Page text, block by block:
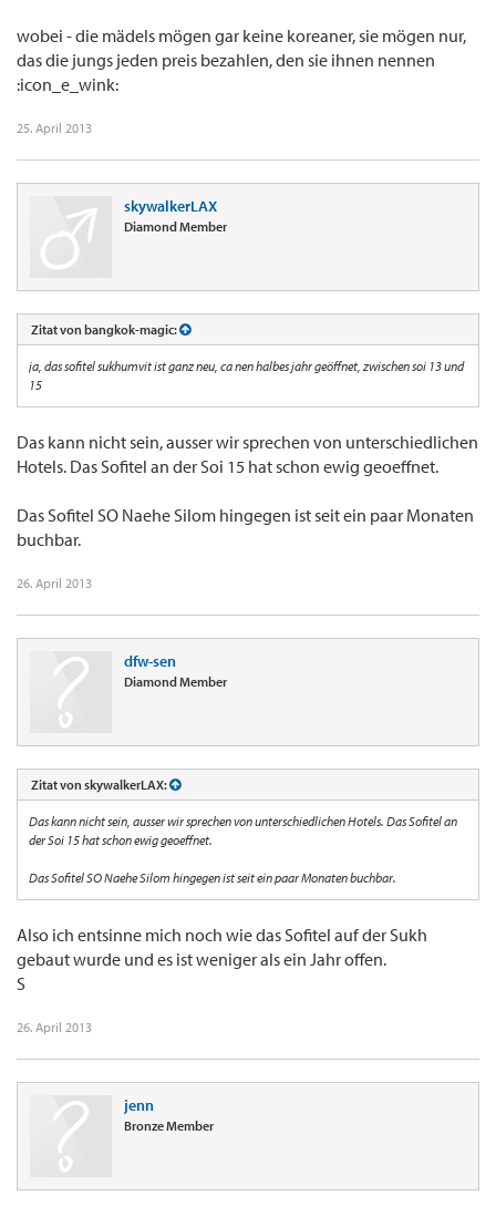
wobei - die mädels mögen gar keine koreaner, sie mögen nur,
das die jungs jeden preis bezahlen, den sie ihnen nennen
:icon_e_wink:
25. April 2013
skywalkerLAX
Diamond Member
Zitat von bangkok-magic:
ja, das sofitel sukhumvit ist ganz neu, ca nen halbes jahr geöffnet, zwischen soi 13 und
15
Das kann nicht sein, ausser wir sprechen von unterschiedlichen
Hotels. Das Sofitel an der Soi 15 hat schon ewig geoeffnet.
Das Sofitel SO Naehe Silom hingegen ist seit ein paar Monaten
buchbar.
26. April 2013
dfw-sen
Diamond Member
Zitat von skywalkerLAX:
Das kann nicht sein, ausser wir sprechen von unterschiedlichen Hotels. Das Sofitel an
der Soi 15 hat schon ewig geoeffnet.
Das Sofitel SO Naehe Silom hingegen ist seit ein paar Monaten buchbar.
Also ich entsinne mich noch wie das Sofitel auf der Sukh
gebaut wurde und es ist weniger als ein Jahr offen.
S
26. April 2013
jenn
Bronze Member